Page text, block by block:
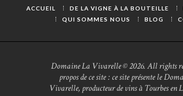
ACCUEIL DE LA VIGNE À LA BOUTEILLE
QUI SOMMES NOUS
BLOG
Domaine La Vivarelle © 2026. All rights
propos de ce site : ce site présente le
Vivarelle, producteur de vins à Tourbes en